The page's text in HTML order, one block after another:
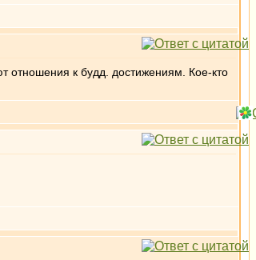
отношения к будд. достижениям. Кое-кто